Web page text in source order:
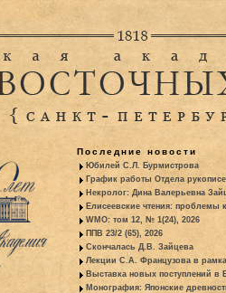
Последние новости
Юбилей С.Л. Бурмистрова
График работы Отдела
Некролог: Дина Валерьевна
Елисеевские чтения: проблемы
WMO: том 12, № 1(24), 2026
ППВ 23/2 (65), 2026
Скончалась Д.В. Зайцева
Лекции С.А. Французова в
Выставка новых поступлений в
Монография: Японские